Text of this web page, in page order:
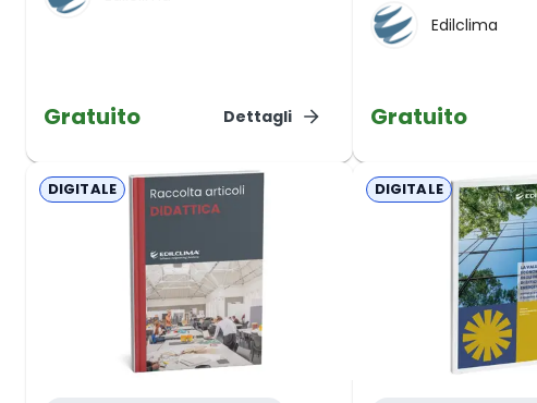
Gratuito Dettagli
Edilclima
Gratuito
DIGITALE DIGITALE